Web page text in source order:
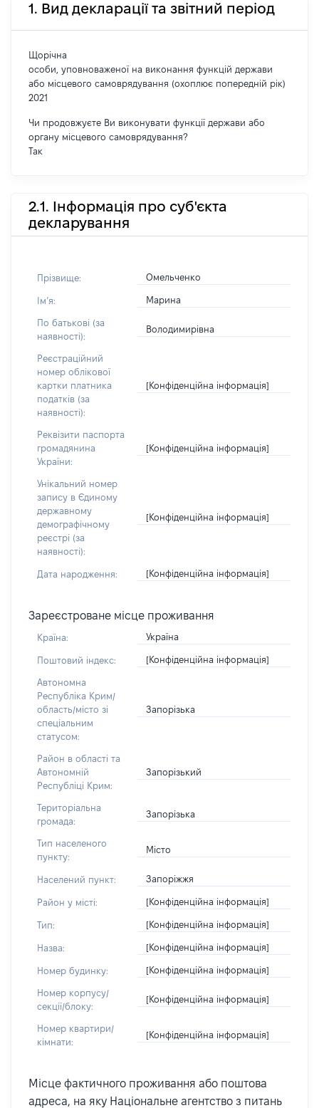
1. Вид декларації та звітний період
Щорічна
особи, уповноваженої на виконання функцій держави
або місцевого самоврядування (охоплює попередній рік)
2021
Чи продовжуєте Ви виконувати функції держави або
органу місцевого самоврядування?
Так
2.1. Інформація про суб'єкта
декларування
Прізвище: Омельченко
Імʼя: Марина
По батькові (за
наявності):
Володимирівна
Реєстраційний
номер облікової
картки платника
податків (за
наявності):
[Конфіденційна інформація]
Реквізити паспорта
громадянина
України:
[Конфіденційна інформація]
Унікальний номер
запису в Єдиному
державному
демографічному
реєстрі (за
наявності):
[Конфіденційна інформація]
Дата народження: [Конфіденційна інформація]
Зареєстроване місце проживання
Країна: Україна
Поштовий індекс: [Конфіденційна інформація]
Автономна
Республіка Крим/
область/місто зі
спеціальним
статусом:
Запорізька
Район в області та
Автономній
Республіці Крим:
Запорізький
Територіальна
громада:
Запорізька
Тип населеного
пункту:
Місто
Населений пункт: Запоріжжя
Район у місті: [Конфіденційна інформація]
Тип: [Конфіденційна інформація]
Назва: [Конфіденційна інформація]
Номер будинку: [Конфіденційна інформація]
Номер корпусу/
секції/блоку:
[Конфіденційна інформація]
Номер квартири/
кімнати:
[Конфіденційна інформація]
Місце фактичного проживання або поштова
адреса, на яку Національне агентство з питань